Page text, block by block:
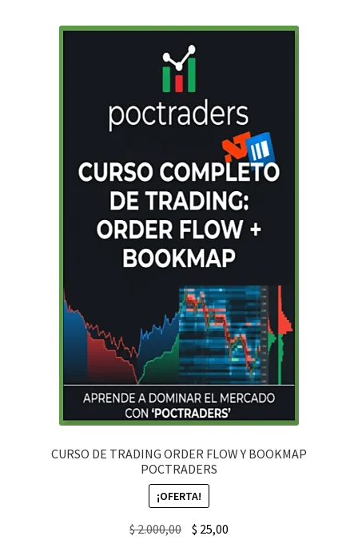
CURSO DE TRADING ORDER FLOW Y BOOKMAP
POCTRADERS
¡OFERTA!
$2.000,00
Original
$ 25,00Current